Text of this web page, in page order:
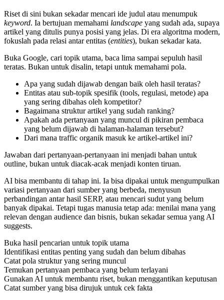
Riset di sini bukan sekadar mencari ide judul atau menumpuk
keyword. Ia bertujuan memahami landscape yang sudah ada, supaya
artikel yang ditulis punya posisi yang jelas. Di era algoritma modern,
fokuslah pada relasi antar entitas (entities), bukan sekadar kata.
Buka Google, cari topik utama, baca lima sampai sepuluh hasil
teratas. Bukan untuk disalin, tetapi untuk memahami pola.
Apa yang sudah dijawab dengan baik oleh hasil teratas?
Entitas atau sub-topik spesifik (tools, regulasi, metode) apa
yang sering dibahas oleh kompetitor?
Bagaimana struktur artikel yang sudah ranking?
Apakah ada pertanyaan yang muncul di pikiran pembaca
yang belum dijawab di halaman-halaman tersebut?
Dari mana traffic organik masuk ke artikel-artikel ini?
Jawaban dari pertanyaan-pertanyaan ini menjadi bahan untuk
outline, bukan untuk diacak-acak menjadi konten tiruan.
AI bisa membantu di tahap ini. Ia bisa dipakai untuk mengumpulkan
variasi pertanyaan dari sumber yang berbeda, menyusun
perbandingan antar hasil SERP, atau mencari sudut yang belum
banyak dipakai. Tetapi tugas manusia tetap ada: menilai mana yang
relevan dengan audience dan bisnis, bukan sekadar semua yang AI
suggests.
Buka hasil pencarian untuk topik utama
Identifikasi entitas penting yang sudah dan belum dibahas
Catat pola struktur yang sering muncul
Temukan pertanyaan pembaca yang belum terlayani
Gunakan AI untuk membantu riset, bukan menggantikan keputusan
Catat sumber yang bisa dirujuk untuk cek fakta